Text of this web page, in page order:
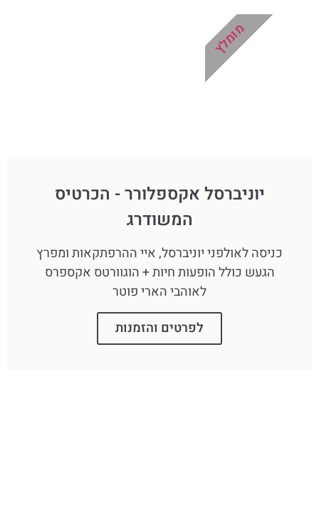
יוניברסל אקספלורר - הכרטיס
המשודרג
כניסה לאולפני יוניברסל, איי ההרפתקאות ומפרץ
הגעש כולל הופעות חיות + הוגוורטס אקספרס
לאוהבי הארי פוטר
לפרטים והזמנות
מומלץ